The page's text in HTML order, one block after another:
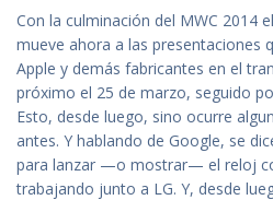
Con la culminación del MWC 2014
mueve ahora a las presentaciones
Apple y demás fabricantes en el
próximo el 25 de marzo, seguido
Esto, desde luego, sino ocurre
antes. Y hablando de Google, se
para lanzar —o mostrar— el reloj
trabajando junto a LG. Y, desde